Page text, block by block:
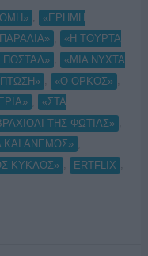
«ΕΡΗΜΗ
«Η ΤΟΥΡΤΑ
ΠΟΣΤΑΛ»
«ΜΙΑ ΝΥΧΤΑ
«Ο ΟΡΚΟΣ»
«ΣΤΑ
ΤΗΣ ΦΩΤΙΑΣ»
ΚΑΙ ΑΝΕΜΟΣ»
ΚΥΚΛΟΣ» ERTFLIX